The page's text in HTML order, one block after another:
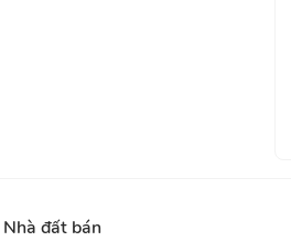
Nhà đất bán